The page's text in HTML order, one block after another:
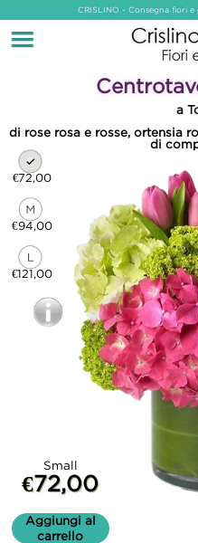
CRISLINO - Consegna fiori e
a
di rose rosa e rosse, ortensia
di
€72,00
€94,00
€121,00
Small
€72,00
Aggiungi al
carrello